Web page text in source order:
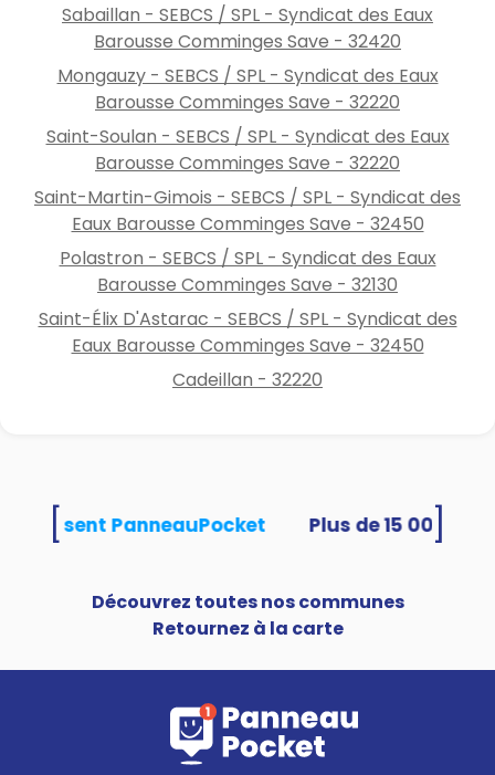
Sabaillan - SEBCS / SPL - Syndicat des Eaux
Barousse Comminges Save - 32420
Mongauzy - SEBCS / SPL - Syndicat des Eaux
Barousse Comminges Save - 32220
Saint-Soulan - SEBCS / SPL - Syndicat des Eaux
Barousse Comminges Save - 32220
Saint-Martin-Gimois - SEBCS / SPL - Syndicat des
Eaux Barousse Comminges Save - 32450
Polastron - SEBCS / SPL - Syndicat des Eaux
Barousse Comminges Save - 32130
Saint-Élix D'Astarac - SEBCS / SPL - Syndicat des
Eaux Barousse Comminges Save - 32450
Cadeillan - 32220
utilisent PanneauPocket
Découvrez toutes nos communes
Retournez à la carte